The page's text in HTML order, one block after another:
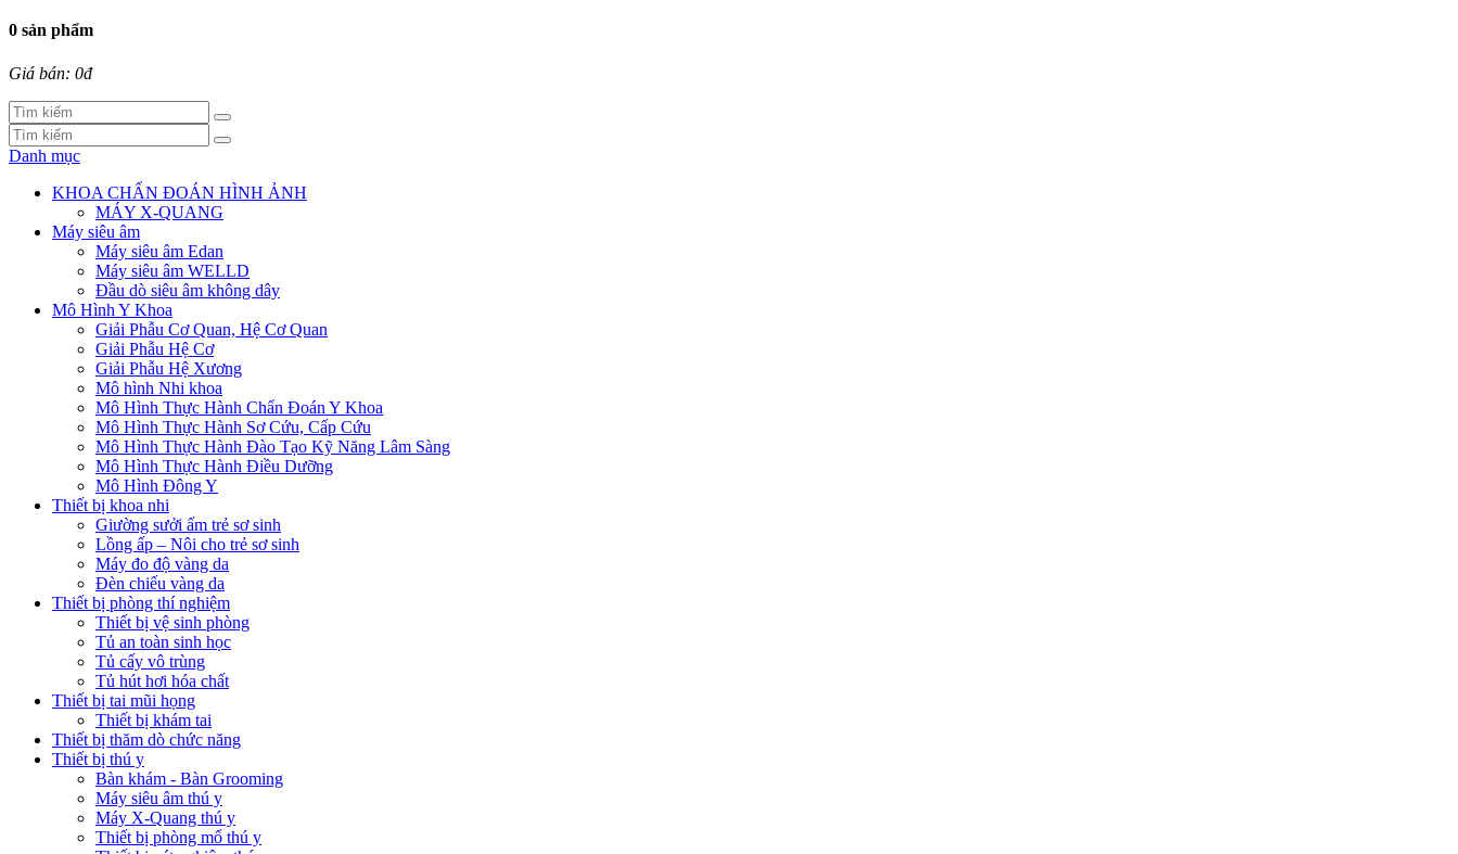
0 sản phẩm
Giá bán: 0đ
Danh mục
KHOA CHẨN ĐOÁN HÌNH ẢNH
MÁY X-QUANG
Máy siêu âm
Máy siêu âm Edan
Máy siêu âm WELLD
Đầu dò siêu âm không dây
Mô Hình Y Khoa
Giải Phẫu Cơ Quan, Hệ Cơ Quan
Giải Phẫu Hệ Cơ
Giải Phẫu Hệ Xương
Mô hình Nhi khoa
Mô Hình Thực Hành Chẩn Đoán Y Khoa
Mô Hình Thực Hành Sơ Cứu, Cấp Cứu
Mô Hình Thực Hành Đào Tạo Kỹ Năng Lâm Sàng
Mô Hình Thực Hành Điều Dưỡng
Mô Hình Đông Y
Thiết bị khoa nhi
Giường sưởi ấm trẻ sơ sinh
Lồng ấp – Nôi cho trẻ sơ sinh
Máy đo độ vàng da
Đèn chiếu vàng da
Thiết bị phòng thí nghiệm
Thiết bị vệ sinh phòng
Tủ an toàn sinh học
Tủ cấy vô trùng
Tủ hút hơi hóa chất
Thiết bị tai mũi họng
Thiết bị khám tai
Thiết bị thăm dò chức năng
Thiết bị thú y
Bàn khám - Bàn Grooming
Máy siêu âm thú y
Máy X-Quang thú y
Thiết bị phòng mổ thú y